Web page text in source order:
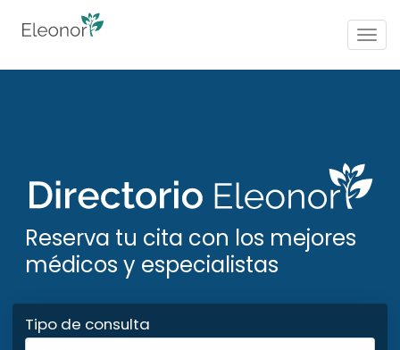
Reserva tu cita con los mejores
médicos y especialistas
Tipo de consulta